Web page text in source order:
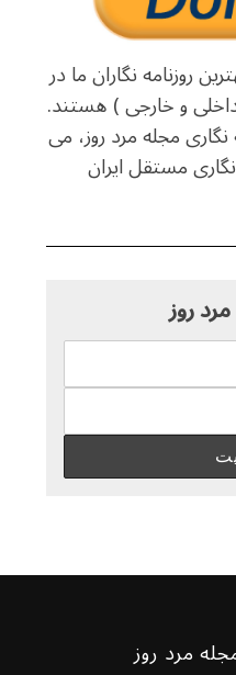
روزنامه نگاران ما در
و خارجی ) هستند.
مجله مرد روز، می
مستقل ایران
روز
مرد روز